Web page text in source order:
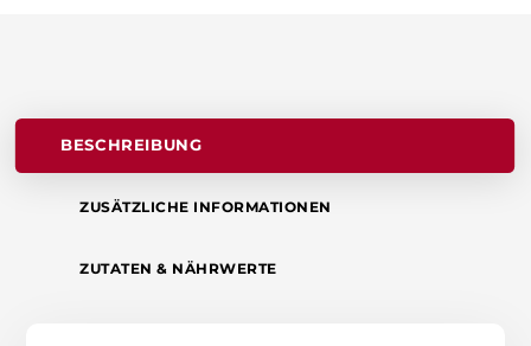
BESCHREIBUNG
ZUSÄTZLICHE INFORMATIONEN
ZUTATEN & NÄHRWERTE